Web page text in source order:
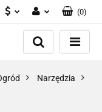
GBP
Zaloguj się
zgłoszenie
(0)
Narzędzia